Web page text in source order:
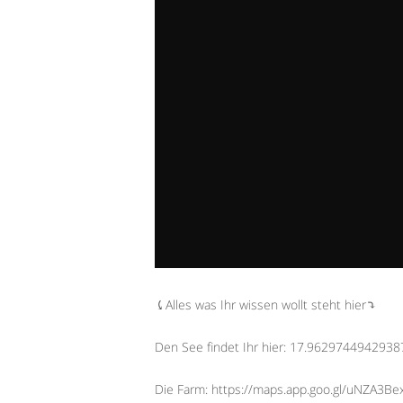
⤹Alles was Ihr wissen wollt steht hier⤵︎
Den See findet Ihr hier:
Die Farm: https://maps.app.goo.gl/